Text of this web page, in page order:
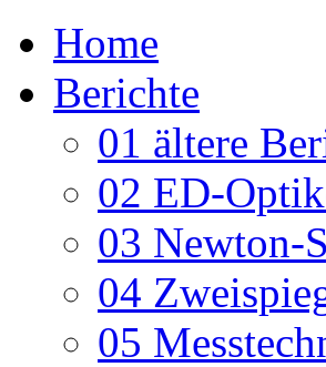
Home
Berichte
01 ältere
02 ED-
03 Newton-
04
05